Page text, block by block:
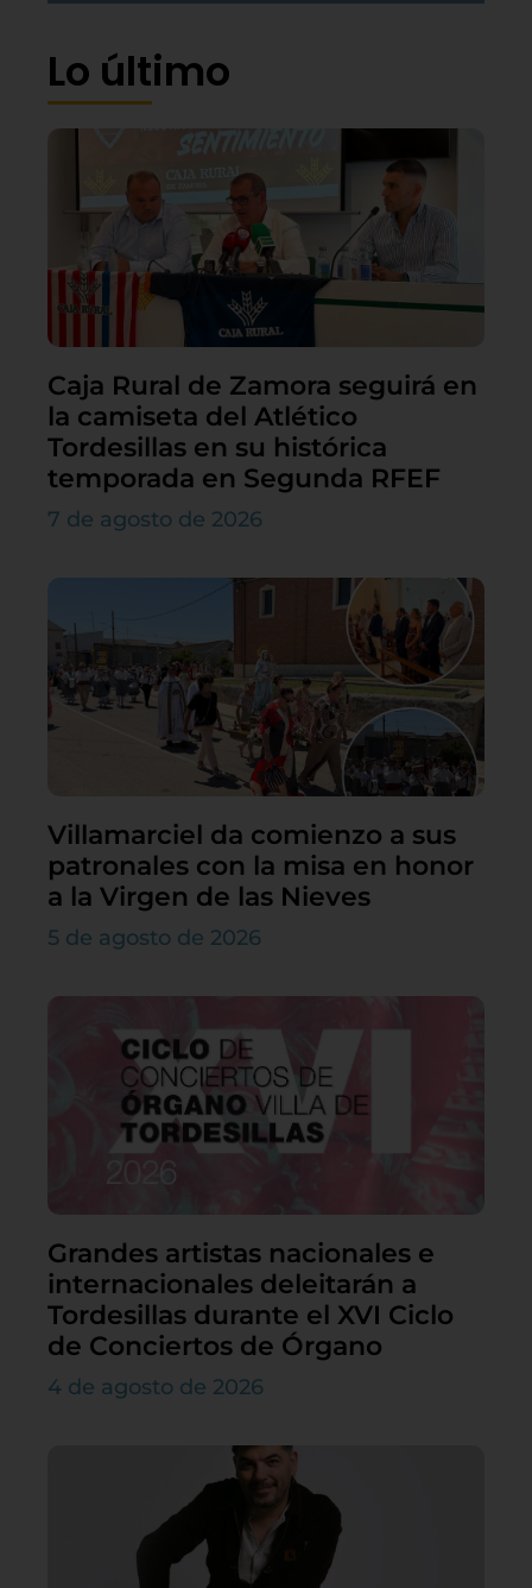
Lo último
Caja Rural de Zamora seguirá en
la camiseta del Atlético
Tordesillas en su histórica
temporada en Segunda RFEF
7 de agosto de 2026
Villamarciel da comienzo a sus
patronales con la misa en honor
a la Virgen de las Nieves
5 de agosto de 2026
Grandes artistas nacionales e
internacionales deleitarán a
Tordesillas durante el XVI Ciclo
de Conciertos de Órgano
4 de agosto de 2026